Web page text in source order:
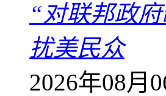
“对联邦政
扰美民众
2026年08月